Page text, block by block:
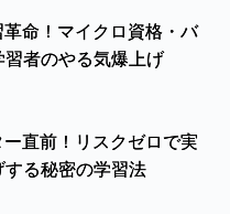
命！マイクロ資格・バ
者のやる気爆上げ
直前！リスクゼロで実
る秘密の学習法